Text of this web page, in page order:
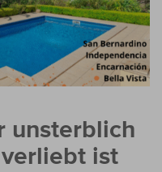
unsterblich
ist